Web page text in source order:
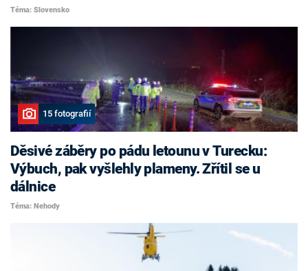
Téma: Slovensko
15 fotografií
Děsivé záběry po pádu letounu v Turecku:
Výbuch, pak vyšlehly plameny. Zřítil se u
dálnice
Téma: Nehody